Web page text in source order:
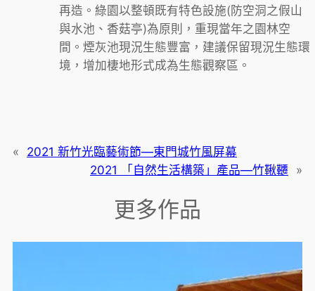
再造。綠園以整頓既有特色設施(防空洞之假山
與水池、香菇亭)為原則，重現當年之園林空
間。煙灰池現況生態豐富，建議保留現況生態環
境，增加棲地形式成為生態觀察區。
«
2021 新竹光臨藝術節—東門城竹風屏幕
2021 「自然生活構築」產品—竹鞦韆
»
更多作品